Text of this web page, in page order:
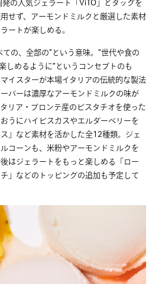
せず、アーモンドミルクと厳選した素材
ートが楽しめる。
の、全部の”という意味。”世代や食の
しめるように”というコンセプトのも
イスターが本場イタリアの伝統的な製法
バーは濃厚なアーモンドミルクの味が
リア・ ブロンテ産のピスタチオを使った
うにハイビスカスやエルダーベリーを
」など素材を活かした全12種類。ジェ
コーンも、米粉やアーモンドミルクを
はジェラートをもっと楽しめる「ロー
」などのトッピングの追加も予定して